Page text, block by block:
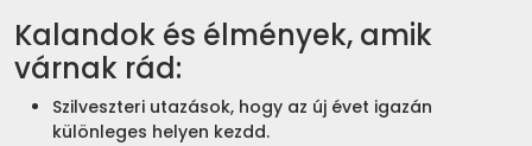
Kalandok és élmények, amik
várnak rád:
Szilveszteri utazások, hogy az új évet igazán
különleges helyen kezdd.